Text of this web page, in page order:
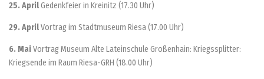
25. AprilGedenkfeier in Kreinitz (17.30 Uhr)
29. AprilVortrag im Stadtmuseum Riesa (17.00 Uhr)
6. MaiVortrag Museum Alte Lateinschule Großenhain: Kriegssplitter:
Kriegsende im Raum Riesa-GRH (18.00 Uhr)